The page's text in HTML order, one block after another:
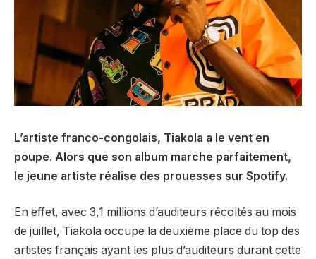
L’artiste franco-congolais, Tiakola a le vent en
poupe. Alors que son album marche parfaitement,
le jeune artiste réalise des prouesses sur Spotify.
En effet, avec 3,1 millions d’auditeurs récoltés au mois
de juillet, Tiakola occupe la deuxième place du top des
artistes français ayant les plus d’auditeurs durant cette